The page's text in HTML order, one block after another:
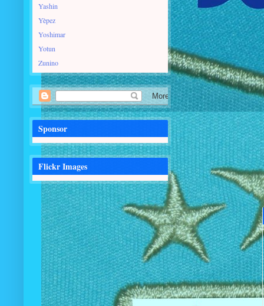
Yashin
Yèpez
Yoshimar
Yotun
Zunino
Sponsor
Flickr Images